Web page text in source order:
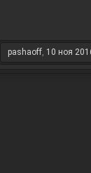
pashaoff, 10 ноя